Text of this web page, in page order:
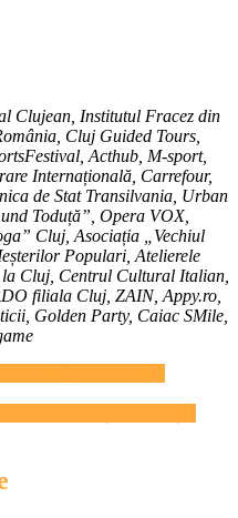
Clujean, Institutul Fracez din
Cluj Guided Tours,
Acthub, M-sport,
Internațională, Carrefour,
de Stat Transilvania, Urban
Toduță”, Opera VOX,
Cluj, Asociația „Vechiul
Populari, Atelierele
Cluj, Centrul Cultural Italian,
filiala Cluj, ZAIN, Appy.ro,
Golden Party, Caiac SMile,